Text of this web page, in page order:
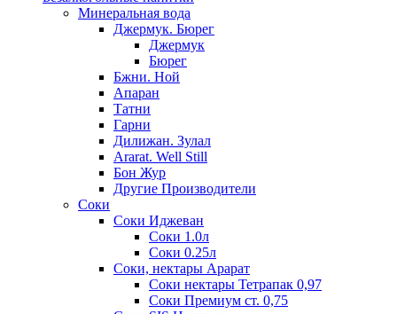
Минеральная вода
Джермук. Бюрег
Джермук
Бюрег
Бжни. Ной
Апаран
Татни
Гарни
Дилижан. Зулал
Ararat. Well Still
Бон Жур
Другие Производители
Соки
Соки Иджеван
Соки 1.0л
Соки 0.25л
Соки, нектары Арарат
Соки нектары Тетрапак 0,97
Соки Премиум ст. 0,75